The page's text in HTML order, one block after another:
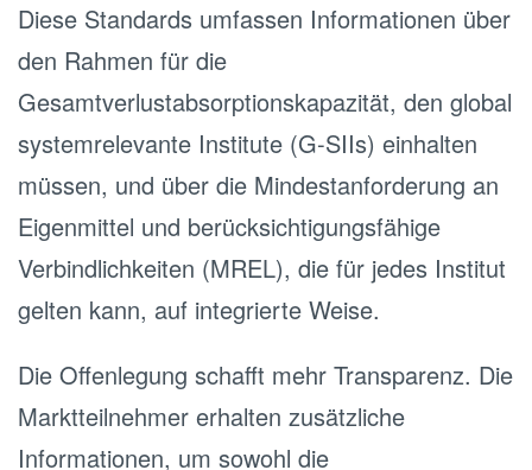
Diese Standards umfassen Informationen über
den Rahmen für die
Gesamtverlustabsorptionskapazität, den global
systemrelevante Institute (G-SIIs) einhalten
müssen, und über die Mindestanforderung an
Eigenmittel und berücksichtigungsfähige
Verbindlichkeiten (MREL), die für jedes Institut
gelten kann, auf integrierte Weise.
Die Offenlegung schafft mehr Transparenz. Die
Marktteilnehmer erhalten zusätzliche
Informationen, um sowohl die